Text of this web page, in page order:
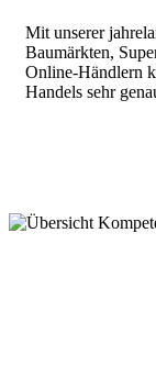
Mit unserer
Baumärkten,
Online-Händlern
Handels sehr